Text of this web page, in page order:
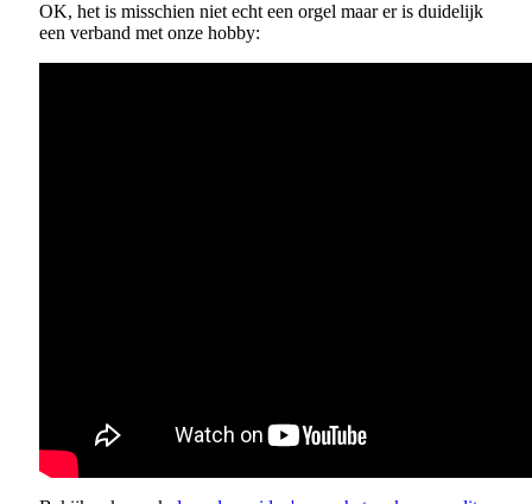
OK, het is misschien niet echt een orgel maar er is duidelijk
een verband met onze hobby: